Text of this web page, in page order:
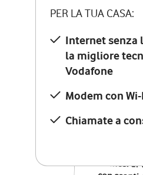
PER LA TUA CASA:
Internet senza
la migliore
Vodafone
Modem con Wi-
Chiamate a
PER LA TUA
Internet
la
Vodafone
Modem
Chiamate
numeri
nazionali
12 mesi di
con sconti
esclusive,